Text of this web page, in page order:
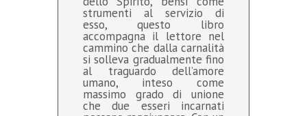
strumenti al servizio di
esso, questo libro
accompagna il lettore nel
cammino che dalla carnalità
si solleva gradualmente fino
al traguardo dell’amore
umano, inteso come
massimo grado di unione
che due esseri incarnati